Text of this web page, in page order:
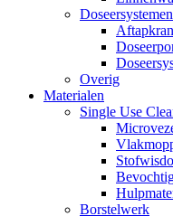
Doseersystemen
Overig
Materialen
Single Use
Borstelwerk